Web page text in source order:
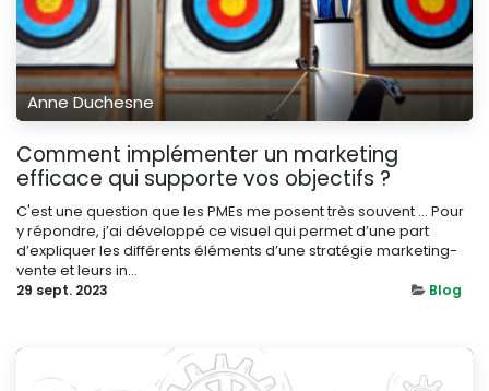
Anne Duchesne
Comment implémenter un marketing
efficace qui supporte vos objectifs ?
C'est une question que les PMEs me posent très souvent … Pour
y répondre, j’ai développé ce visuel qui permet d’une part
d’expliquer les différents éléments d’une stratégie marketing-
vente et leurs in...
29 sept. 2023 Blog